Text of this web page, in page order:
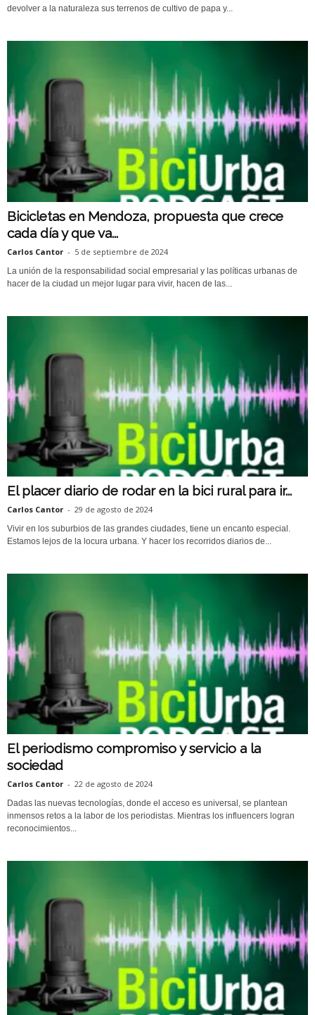
devolver a la naturaleza sus terrenos de cultivo de papa y...
Bicicletas en Mendoza, propuesta que crece
cada día y que va...
Carlos Cantor - 5 de septiembre de 2024
La unión de la responsabilidad social empresarial y las políticas urbanas de
hacer de la ciudad un mejor lugar para vivir, hacen de las...
El placer diario de rodar en la bici rural para ir...
Carlos Cantor - 29 de agosto de 2024
Vivir en los suburbios de las grandes ciudades, tiene un encanto especial.
Estamos lejos de la locura urbana. Y hacer los recorridos diarios de...
El periodismo compromiso y servicio a la
sociedad
Carlos Cantor - 22 de agosto de 2024
Dadas las nuevas tecnologías, donde el acceso es universal, se plantean
inmensos retos a la labor de los periodistas. Mientras los influencers logran
reconocimientos...